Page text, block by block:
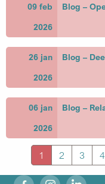
09 feb
2026
Blog –
26 jan
2026
Blog –
06 jan
2026
Blog –
PagineringPage
1 Page
2 Page
3 4
fb ig in